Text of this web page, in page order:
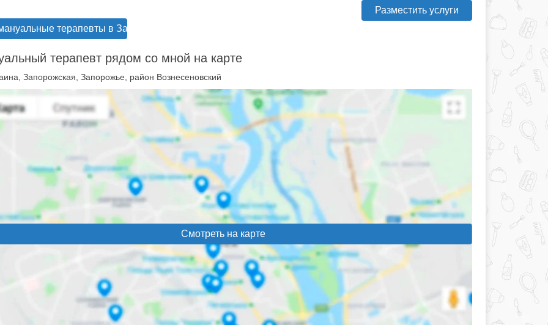
терапевты в Запорожье
Разместить услуги
терапевт рядом со мной на карте
Запорожская, Запорожье, район Вознесеновский
Смотреть на карте